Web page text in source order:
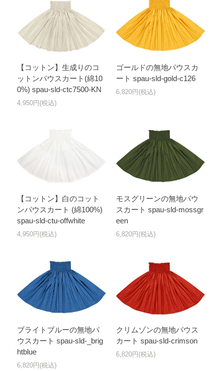
【コットン】生成りのコ
ットンパウスカート(綿10
0%) spau-sld-ctc7500-KN
4,950円(税込)
ゴールドの無地パウスカ
ート spau-sld-gold-c126
6,820円(税込)
【コットン】白のコット
ンパウスカート (綿100%)
spau-sld-ctu-offwhite
4,950円(税込)
モスグリーンの無地パウ
スカート spau-sld-mossgr
een
6,820円(税込)
ブライトブルーの無地パ
ウスカート spau-sld-_brig
htblue
6,820円(税込)
クリムゾンの無地パウス
カート spau-sld-crimson
6,820円(税込)